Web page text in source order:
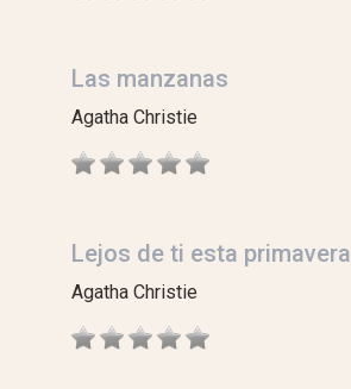
Las manzanas
Agatha Christie
Lejos de ti esta primavera
Agatha Christie